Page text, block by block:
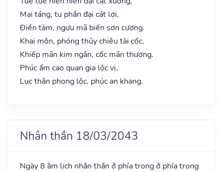
Mai táng, tu phần đại cát lợi,
Điền tàm, ngưu mã biến sơn cương.
Khai môn, phóng thủy chiêu tài cốc,
Khiếp mãn kim ngân, cốc mãn thương.
Phúc ấm cao quan gia lộc vị,
Lục thân phong lộc, phúc an khang.
Nhân thần 18/03/2043
Ngày 8 âm lịch nhân thần ở phía trong ở phía trong